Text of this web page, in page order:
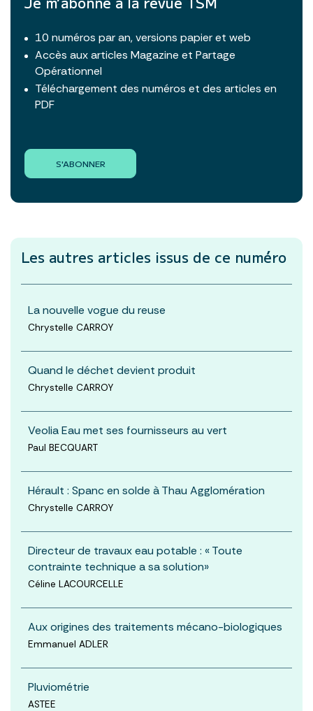
10 numéros par an, versions papier et web
Accès aux articles Magazine et Partage
Opérationnel
Téléchargement des numéros et des articles en
PDF
S'ABONNER
Les autres articles issus de ce numéro
La nouvelle vogue du reuse
Chrystelle CARROY
Quand le déchet devient produit
Chrystelle CARROY
Veolia Eau met ses fournisseurs au vert
Paul BECQUART
Hérault : Spanc en solde à Thau Agglomération
Chrystelle CARROY
Directeur de travaux eau potable : « Toute
contrainte technique a sa solution»
Céline LACOURCELLE
Aux origines des traitements mécano-biologiques
Emmanuel ADLER
Pluviométrie
ASTEE